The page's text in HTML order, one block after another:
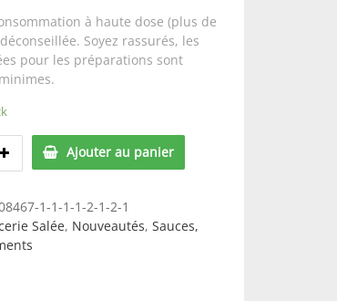
à haute dose (plus de
Soyez rassurés, les
pour les préparations sont
Ajouter au panier
1-1-1-1-2-1-2-1
Salée, Nouveautés, Sauces,